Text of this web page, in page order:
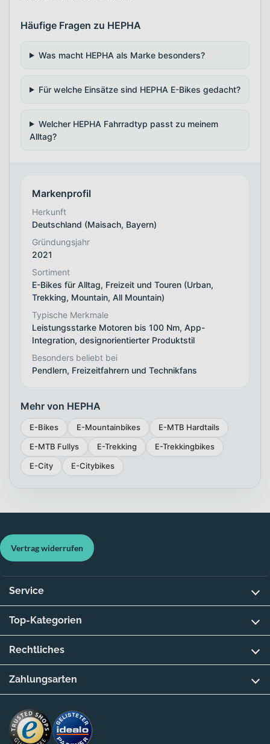
Häufige Fragen zu HEPHA
Was macht HEPHA als Marke besonders?
Für welche Einsätze sind HEPHA E-Bikes gedacht?
Welcher HEPHA Fahrradtyp passt zu meinem
Alltag?
Markenprofil
Herkunft
Deutschland (Maisach, Bayern)
Gründungsjahr
2021
Sortiment
E-Bikes für Alltag, Freizeit und Touren (Urban,
Trekking, Mountain, All Mountain)
Typische Merkmale
Leistungsstarke Motoren bis 100 Nm, App-
Integration, designorientierter Produktstil
Besonders beliebt bei
Pendlern, Freizeitfahrern und Technikfans
Mehr von HEPHA
E-Bikes E-Mountainbikes
E-MTB Hardtails
E-MTB Fullys
E-Trekking
E-Trekkingbikes
E-City
E-Citybikes
Vertrag widerrufen
Service
Top-Kategorien
Rechtliches
Zahlungsarten